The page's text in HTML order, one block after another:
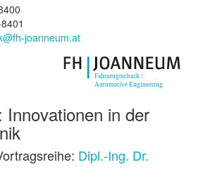
joanneum.at
Innovationen in der
Dipl.-Ing. Dr.